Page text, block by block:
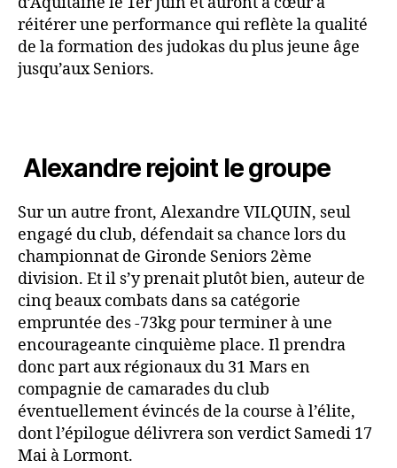
réitérer une performance qui reflète la qualité
de la formation des judokas du plus jeune âge
jusqu’aux Seniors.
Alexandre rejoint le groupe
Sur un autre front, Alexandre VILQUIN, seul
engagé du club, défendait sa chance lors du
championnat de Gironde Seniors 2ème
division. Et il s’y prenait plutôt bien, auteur de
cinq beaux combats dans sa catégorie
empruntée des -73kg pour terminer à une
encourageante cinquième place. Il prendra
donc part aux régionaux du 31 Mars en
compagnie de camarades du club
éventuellement évincés de la course à l’élite,
dont l’épilogue délivrera son verdict Samedi 17
Mai à Lormont.